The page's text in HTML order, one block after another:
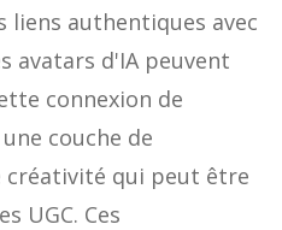
liens authentiques avec
avatars d'IA peuvent
connexion de
couche de
créativité qui peut être
UGC. Ces